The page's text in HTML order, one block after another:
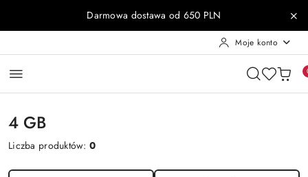
Przejdź do treści głównej
Przejdź do wyszukiwarki
Przejdź do moje konto
Przejdź do menu głównego
Przejdź do stopkiDarmowa dostawa od 650 PLN
Moje konto
4 GB
Liczba produktów:0